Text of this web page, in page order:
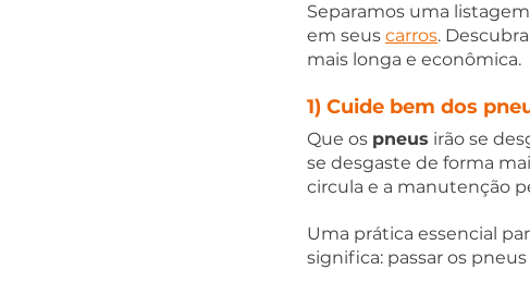
Separamos uma
em seus carros.
mais longa e econômica.
1) Cuide bem dos
Que os pneus irão se
se desgaste de forma
circula e a manutenção
Uma prática essencial
significa: passar os